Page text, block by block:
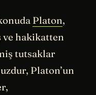
Platon,
ve hakikatten
tutsaklar
Platon’un